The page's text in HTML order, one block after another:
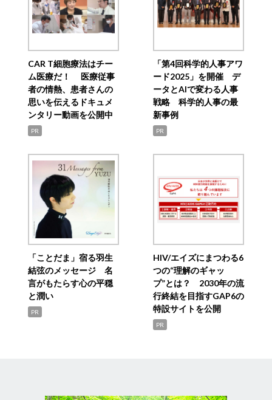
CAR T細胞療法はチー
ム医療だ！ 医療従事
者の情熱、患者さんの
思いを伝えるドキュメ
ンタリー動画を公開中
PR
「第4回科学的人事アワ
ード2025」を開催 デ
ータとAIで変わる人事
戦略 科学的人事の最
新事例
PR
「ことだま」宿る羽生
結弦のメッセージ 名
言がもたらす心の平穏
と潤い
PR
HIV/エイズにまつわる6
つの“理解のギャッ
プ”とは？ 2030年の流
行終結を目指すGAP6の
特設サイトを公開
PR